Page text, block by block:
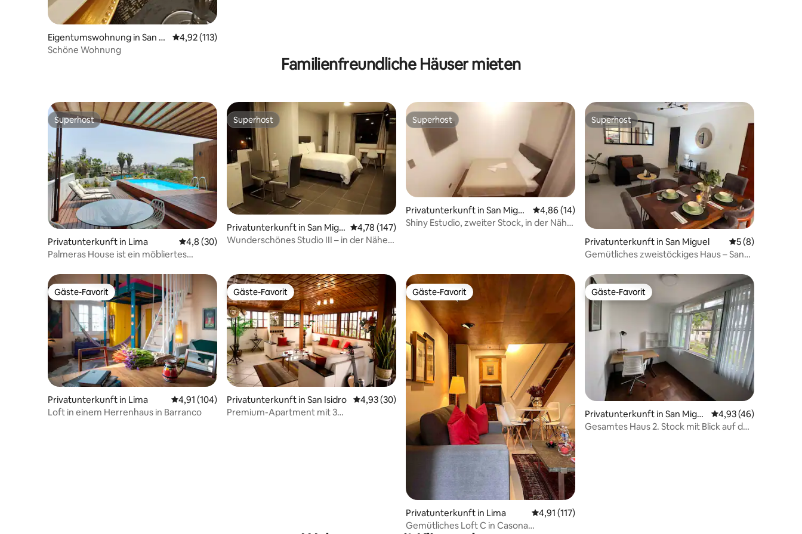
Eigentumswohnung in San M
iguel
Durchschnittliche Bewertung: 4,92 von 5, 113 Bewertungen
4,92 (113)
Schöne Wohnung
Familienfreundliche Häuser mieten
Superhost
Superhost
Privatunterkunft in Lima Durchschnittliche Bewertung: 4,8 von 5, 30 Bewertungen
4,8 (30)
Palmeras House ist ein möbliertes
Lachen, Träumen und Genießen!!!
Superhost
Superhost
Privatunterkunft in San Migu
el
Durchschnittliche Bewertung: 4,78 von 5, 147 Bewertungen
4,78 (147)
Wunderschönes Studio III – in der Nähe
Superhost
Superhost
Privatunterkunft in San Migu
el
Durchschnittliche Bewertung: 4,86 von 5, 14 Bewertungen
4,86 (14)
Shiny Estudio, zweiter Stock, in der Nähe
Superhost
Superhost
Privatunterkunft in San Miguel
5 (8)
Gemütliches zweistöckiges Haus – San
Gäste-Favorit
Gäste-Favorit
Privatunterkunft in Lima Durchschnittliche Bewertung: 4,91 von 5, 104 Bewertungen
4,91 (104)
Loft in einem Herrenhaus in Barranco
Gäste-Favorit
Gäste-Favorit
Privatunterkunft in San Isidro Durchschnittliche Bewertung: 4,93 von 5, 30 Bewertungen
4,93 (30)
Premium-Apartment mit 3
Gäste-Favorit
Gäste-Favorit
Privatunterkunft in Lima Durchschnittliche Bewertung: 4,91 von 5, 117 Bewertungen
4,91 (117)
Gemütliches Loft C in Casona
Gäste-Favorit
Gäste-Favorit
Privatunterkunft in San Migu
el
Durchschnittliche
4,93 (46)
Gesamtes Haus 2. Stock mit Blick auf den